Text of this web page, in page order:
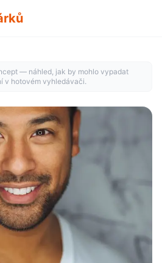
— náhled, jak by mohlo vypadat
v hotovém vyhledávači.